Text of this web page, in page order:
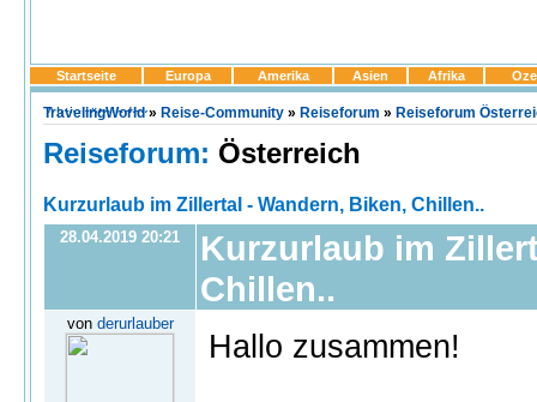
Startseite Europa Amerika Asien Afrika
TravelingWorld» Reise-Community » Reiseforum » Reiseforum
Reiseforum: Österreich
Kurzurlaub im Zillertal - Wandern, Biken, Chillen..
28.04.2019 20:21
Kurzurlaub im
Chillen..
von derurlauber
Hallo zusammen!